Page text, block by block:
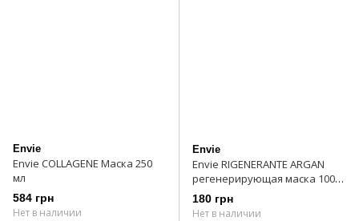
Envie
Envie COLLAGENE Маска 250
мл
584 грн
Нет в наличии
Envie
Envie RIGENERANTE ARGAN
регенерирующая маска 100
мл
180 грн
Нет в наличии